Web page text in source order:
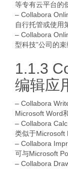
等专有云平台的
– Collabora
自行托管或使用
– Collabora
型科技”公司的
1.1.3
编辑应
– Collabora
Microsoft Word
– Collabora
类似于Microsoft
– Collabora
可与Microsoft
– Collabora